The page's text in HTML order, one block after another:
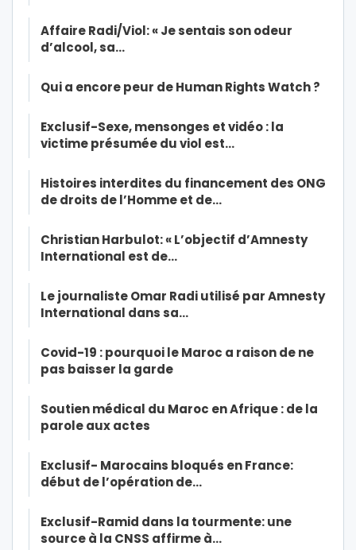
Affaire Radi/Viol: « Je sentais son odeur
d’alcool, sa…
Qui a encore peur de Human Rights Watch ?
Exclusif-Sexe, mensonges et vidéo : la
victime présumée du viol est…
Histoires interdites du financement des ONG
de droits de l’Homme et de…
Christian Harbulot: « L’objectif d’Amnesty
International est de…
Le journaliste Omar Radi utilisé par Amnesty
International dans sa…
Covid-19 : pourquoi le Maroc a raison de ne
pas baisser la garde
Soutien médical du Maroc en Afrique : de la
parole aux actes
Exclusif- Marocains bloqués en France:
début de l’opération de…
Exclusif-Ramid dans la tourmente: une
source à la CNSS affirme à…